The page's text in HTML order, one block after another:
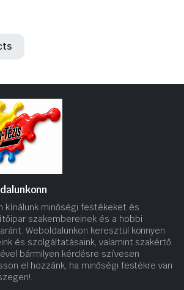
kínálunk minőségi festékeket és
szakembereinek és a hobbi
Weboldalunkon keresztül könnyen
és szolgáltatásaink, valamint szakértő
bármilyen kérdésre szívesen
el hozzánk, ha minőségi festékre van